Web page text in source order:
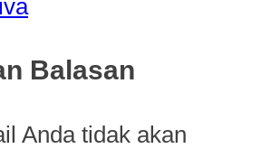
Balasan
Anda tidak akan